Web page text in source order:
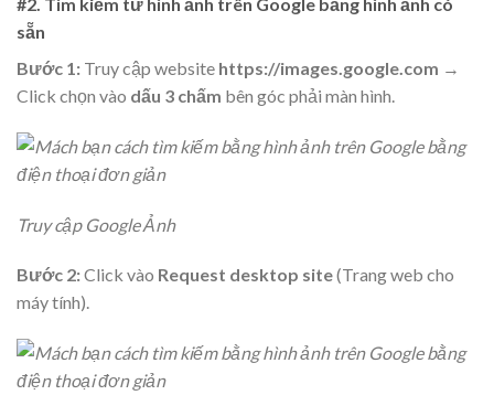
sẵn
Bước 1: Truy cập website https://images.google.com →
Click chọn vào dấu 3 chấm bên góc phải màn hình.
Truy cập Google Ảnh
Bước 2:Click vào Request desktop site(Trang web cho
máy tính).